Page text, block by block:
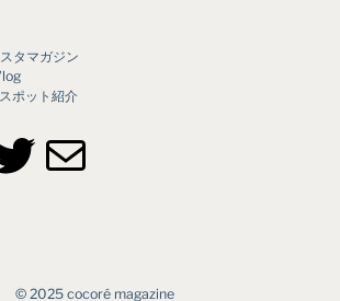
タマガジン
ポット紹介
メール
©︎ 2025 cocoré magazine